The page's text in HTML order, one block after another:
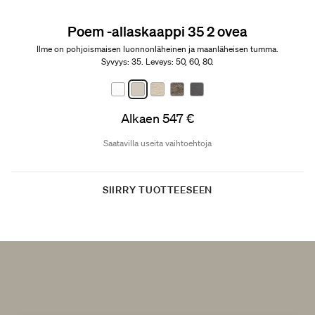
Poem -allaskaappi 35 2 ovea
Ilme on pohjoismaisen luonnonläheinen ja maanläheisen tumma.
Syvyys: 35. Leveys: 50, 60, 80.
Alkaen 547 €
Saatavilla useita vaihtoehtoja
SIIRRY TUOTTEESEEN